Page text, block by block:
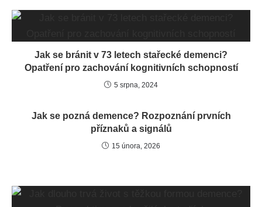
Jak se bránit v 73 letech stařecké demenci?
Opatření pro zachování kognitivních schopností
5 srpna, 2024
Jak se pozná demence? Rozpoznání prvních
příznaků a signálů
15 února, 2026